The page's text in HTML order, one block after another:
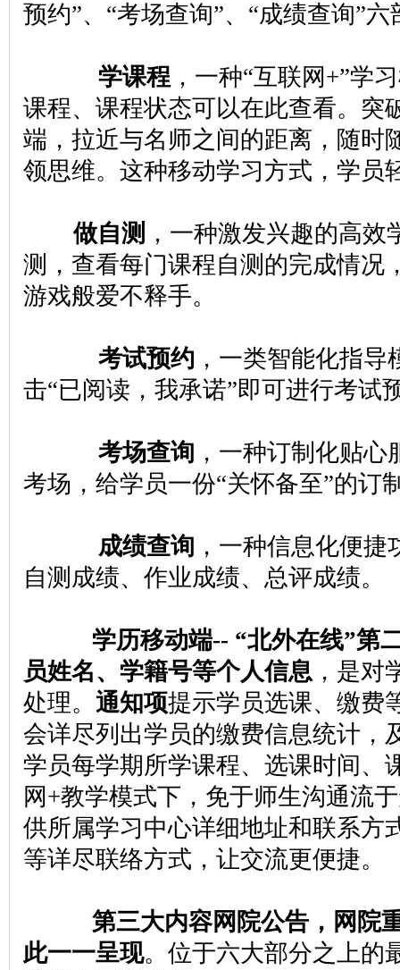
预约”、“考场查询”、“成绩查询”六
学课程 ，一种“互联网+”学
课程、课程状态可以在此查看。突
端，拉近与名师之间的距离，随时
领思维。这种移动学习方式，学员
做自测 ，一种激发兴趣的高
测，查看每门课程自测的完成情况
游戏般爱不释手。
考试预约 ，一类智能化指
击“已阅读，我承诺”即可进行考试
考场查询 ，一种订制化贴
考场，给学员一份“关怀备至”的订
成绩查询 ，一种信息化便
自测成绩、作业成绩、总评成绩。
学历移动端-- “北外在线”第
员姓名、学籍号等个人信息 ，是对
处理。 通知项提示学员选课、缴费
会详尽列出学员的缴费信息统计，
学员每学期所学课程、选课时间、
网+教学模式下，免于师生沟通流
供所属学习中心详细地址和联系方
等详尽联络方式，让交流更便捷。
第三大内容网院公告，网院
此一一呈现。位于六大部分之上的